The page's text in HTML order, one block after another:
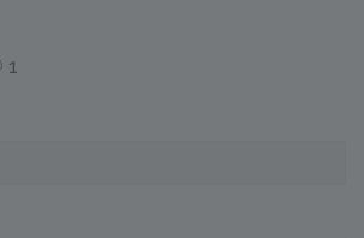
1